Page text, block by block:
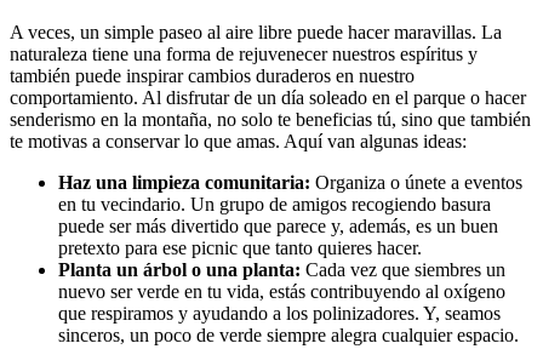
A veces, un simple paseo al aire libre puede hacer maravillas. La
naturaleza tiene una forma de rejuvenecer nuestros espíritus y
también puede inspirar cambios duraderos en nuestro
comportamiento. Al disfrutar de un día soleado en el parque o hacer
senderismo en la montaña, no solo te beneficias tú, sino que también
te motivas a conservar lo que amas. Aquí van algunas ideas:
Haz una limpieza comunitaria: Organiza o únete a eventos
en tu vecindario. Un grupo de amigos recogiendo basura
puede ser más divertido que parece y, además, es un buen
pretexto para ese picnic que tanto quieres hacer.
Planta un árbol o una planta: Cada vez que siembres un
nuevo ser verde en tu vida, estás contribuyendo al oxígeno
que respiramos y ayudando a los polinizadores. Y, seamos
sinceros, un poco de verde siempre alegra cualquier espacio.